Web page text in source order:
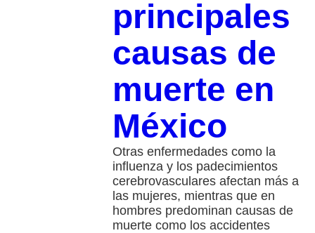
principales
causas de
muerte en
México
Otras enfermedades como la
influenza y los padecimientos
cerebrovasculares afectan más a
las mujeres, mientras que en
hombres predominan causas de
muerte como los accidentes